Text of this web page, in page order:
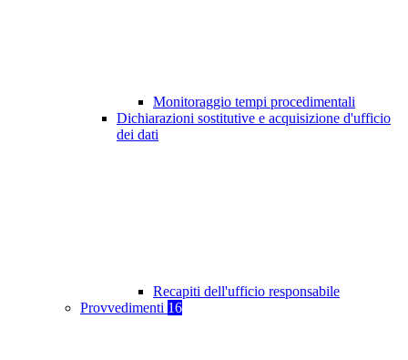
Monitoraggio tempi procedimentali
Dichiarazioni sostitutive e acquisizione d'ufficio
dei dati
Recapiti dell'ufficio responsabile
Provvedimenti 16